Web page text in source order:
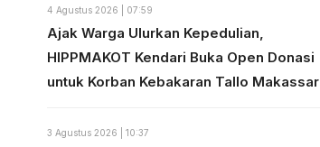
4 Agustus 2026 | 07:59
Ajak Warga Ulurkan Kepedulian,
HIPPMAKOT Kendari Buka Open Donasi
untuk Korban Kebakaran Tallo Makassar
3 Agustus 2026 | 10:37